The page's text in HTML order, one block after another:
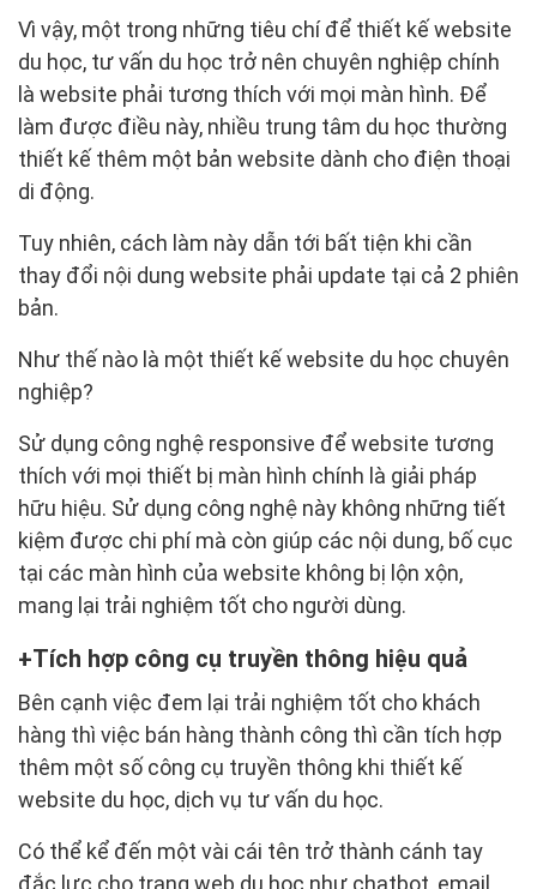
Vì vậy, một trong những tiêu chí để thiết kế website
du học, tư vấn du học trở nên chuyên nghiệp chính
là website phải tương thích với mọi màn hình. Để
làm được điều này, nhiều trung tâm du học thường
thiết kế thêm một bản website dành cho điện thoại
di động.
Tuy nhiên, cách làm này dẫn tới bất tiện khi cần
thay đổi nội dung website phải update tại cả 2 phiên
bản.
Như thế nào là một thiết kế website du học chuyên
nghiệp?
Sử dụng công nghệ responsive để website tương
thích với mọi thiết bị màn hình chính là giải pháp
hữu hiệu. Sử dụng công nghệ này không những tiết
kiệm được chi phí mà còn giúp các nội dung, bố cục
tại các màn hình của website không bị lộn xộn,
mang lại trải nghiệm tốt cho người dùng.
Tích hợp công cụ truyền thông hiệu quả
Bên cạnh việc đem lại trải nghiệm tốt cho khách
hàng thì việc bán hàng thành công thì cần tích hợp
thêm một số công cụ truyền thông khi thiết kế
website du học, dịch vụ tư vấn du học.
Có thể kể đến một vài cái tên trở thành cánh tay
đắc lực cho trang web du học như chatbot, email